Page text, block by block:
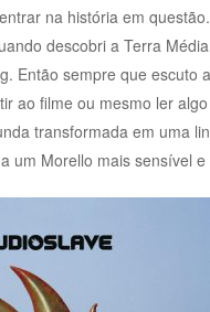
na história em
descobri a Terra
Então sempre que escuto
ao filme ou mesmo ler
transformada em uma
um Morello mais sensível